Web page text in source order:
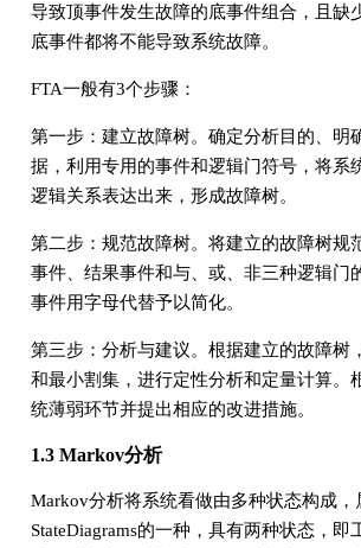
导致顶事件发生故障的底事件组合，且缺
底事件都将不能导致系统故障。
FTA一般有3个步骤：
第一步：建立故障树。确定分析目的、明
据，利用专用的事件和逻辑门符号，将系
逻辑关系表达出来，形成故障树。
第二步：规范故障树。将建立的故障树规
事件、结果事件和与、或、非三种逻辑门
事件用字母代替予以简化。
第三步：分析与建议。根据建立的故障树
和最小割集，进行定性分析和定量计算。
统薄弱环节并提出相应的改进措施。
1.3 Markov分析
Markov分析将系统看做由多种状态构成，
StateDiagrams的一种，具有两种状态，即